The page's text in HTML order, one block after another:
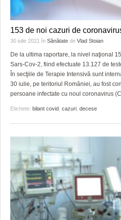
153 de noi cazuri de
30 iulie 2021 în Sănătate de Vlad Stoian
De la ultima raportare, la nivel naţional
Sars-Cov-2, fiind efectuate 13.127 de
În secţiile de Terapie Intensivă sunt
30 iulie, pe teritoriul României, au fost
persoane infectate cu noul coronavirus
Etichete: bilant covid cazuri decese